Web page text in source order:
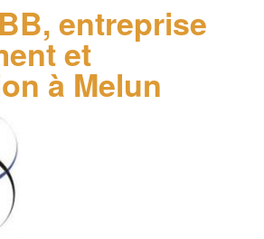
entreprise
et
à Melun